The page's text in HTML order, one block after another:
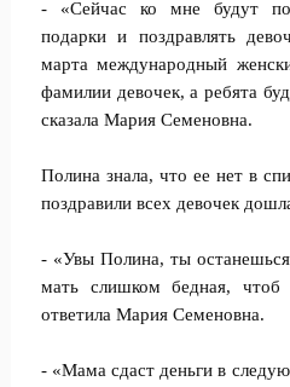
- «Сейчас ко мне будут
подарки и поздравлять
марта международный
фамилии девочек, а ребята
сказала Мария Семеновна.
Полина знала, что ее нет в
поздравили всех девочек
- «Увы Полина, ты останешься
мать слишком бедная, чтоб
ответила Мария Семеновна.
- «Мама сдаст деньги в